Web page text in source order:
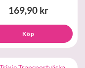
169,90 kr
Köp